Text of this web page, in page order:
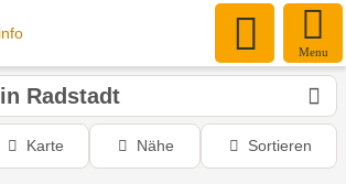
Menu
in Radstadt
Karte Nähe Sortieren